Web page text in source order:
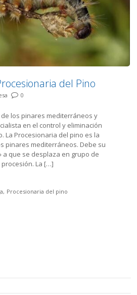
del Pino
0
los pinares mediterráneos y
en el control y eliminación
La Procesionaria del pino es la
pinares mediterráneos. Debe su
a que se desplaza en grupo de
La […]
Procesionaria del pino